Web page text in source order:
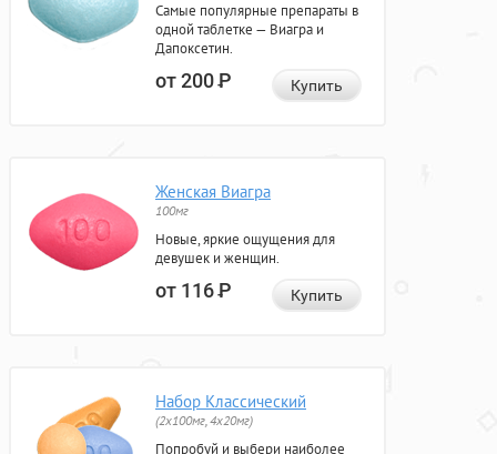
Самые популярные препараты в
одной таблетке — Виагра и
Дапоксетин.
от 200Р Купить
Женская Виагра
100мг
Новые, яркие ощущения для
девушек и женщин.
от 116Р Купить
Набор Классический
(2x100мг, 4x20мг)
Попробуй и выбери наиболее